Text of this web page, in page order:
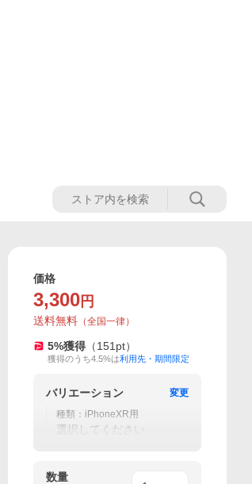
価格
3,300 円
送料無料 （全国一律）
5%獲得 （151 pt）
獲得のうち4.5%は利用先・期間限定
バリエーション
変更
種類：iPhoneXR用
選択してください
数量